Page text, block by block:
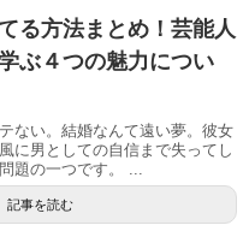
る方法まとめ！芸能人
ぶ４つの魅力につい
ない。結婚なんて遠い夢。彼女
に男としての自信まで失ってし
題の一つです。 ...
記事を読む